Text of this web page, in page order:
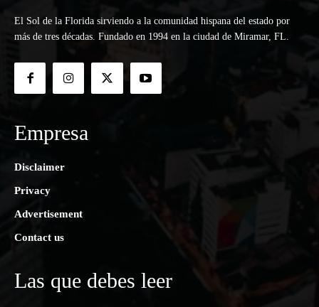
El Sol de la Florida sirviendo a la comunidad hispana del estado por
más de tres décadas. Fundado en 1994 en la ciudad de Miramar, FL.
Empresa
Disclaimer
Privacy
Advertisement
Contact us
Las que debes leer